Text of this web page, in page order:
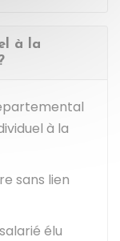
à la
à la
sans lien
élu